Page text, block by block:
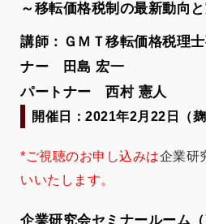
～移転価格税制の最新動向
講師：ＧＭＴ移転価格税理
ナー 田島 宏一
パートナー 西村 憲人
開催日：2021年2月22日（
*ご視聴のお申し込みは企業研
いいたします。
企業研究会セミナールーム（